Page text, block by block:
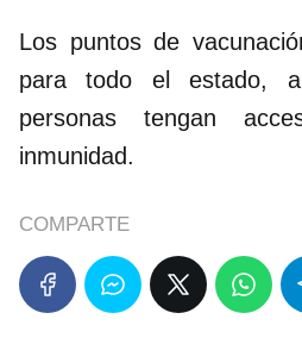
Los puntos de
para todo el estado,
personas tengan
inmunidad.
COMPARTE